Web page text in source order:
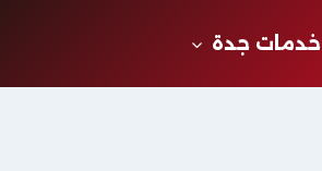
خدمات جدة